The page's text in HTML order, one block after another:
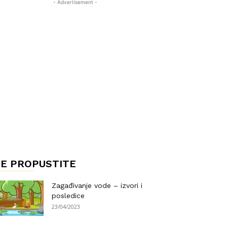
- Advertisement -
PROPUSTITE
Zagađivanje vode – izvori i
posledice
23/04/2023